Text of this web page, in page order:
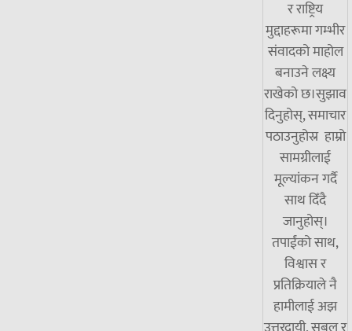
र राष्ट्रिय
मुद्दाहरूमा गम्भीर
संवादको माहोल
बनाउने लक्ष्य
राखेको छ।सुझाव
दिनुहोस्, समाचार
पठाउनुहोस्र हाम्रो
सामग्रीलाई
मूल्यांकन गर्दै
साथ दिँदै
जानुहोस्।
तपाईंको साथ,
विश्वास र
प्रतिक्रियाले नै
हामीलाई अझ